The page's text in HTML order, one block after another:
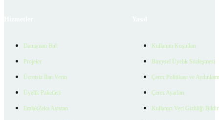
Danışman Bul
Projeler
Ücretsiz İlan Verin
Üyelik Paketleri
EmlakZeka Asistan
Kullanım Koşulları
Bireysel Üyelik Sözleşmesi
Çerez Politikası ve
Çerez Ayarları
Kullanıcı Veri Gizliliği